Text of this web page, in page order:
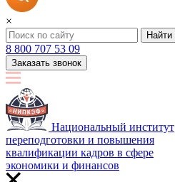
×
Найти
8 800 707 53 09
Заказать звонок
Национальный институт
переподготовки и повышения
квалификации кадров в сфере
экономики и финансов